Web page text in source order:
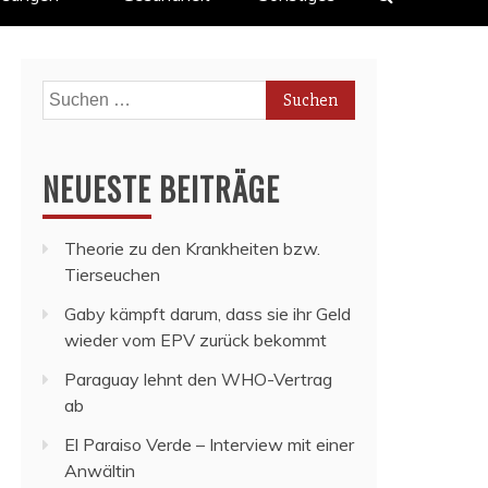
Suchen
nach:
NEUESTE BEITRÄGE
Theorie zu den Krankheiten bzw.
Tierseuchen
Gaby kämpft darum, dass sie ihr Geld
wieder vom EPV zurück bekommt
Paraguay lehnt den WHO-Vertrag
ab
El Paraiso Verde – Interview mit einer
Anwältin